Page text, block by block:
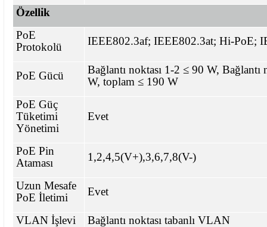
Özellik
PoE
Protokolü
IEEE802.3af; IEEE802.3at; Hi-PoE;
PoE Gücü
Bağlantı noktası 1-2 ≤ 90 W, Bağlantı
W, toplam ≤ 190 W
PoE Güç
Tüketimi
Yönetimi
Evet
PoE Pin
Ataması
1,2,4,5(V+),3,6,7,8(V-)
Uzun Mesafe
PoE İletimi
Evet
VLAN İşlevi
Bağlantı noktası tabanlı VLAN